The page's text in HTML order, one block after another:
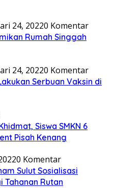
24, 20220 Komentar
Rumah Singgah
24, 20220 Komentar
Serbuan Vaksin di
Siswa SMKN 6
Pisah Kenang
0 Komentar
Sulut Sosialisasi
Tahanan Rutan